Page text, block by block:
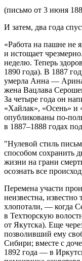
(письмо от 3 июня
И затем, два года
«Работа на пашне не
и истощает
неделю. Теперь
1890 года). В 1887
умерла Анна —
жена Вацлава
За четыре года он
«Хайлак», «Осень» и
опубликованы
в 1887–1888 годах
Нулевой стиль
способом сохранить
жизни на грани
осознать все
Перемена участи
неизвестна, известно
хлопотали, — когда
в Техтюрскую
от Якутска). Еще
позволивший ему
Сибири; вместе с
1892 года — в